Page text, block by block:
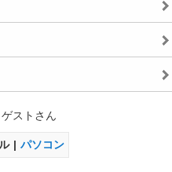
ストさん
パソコン